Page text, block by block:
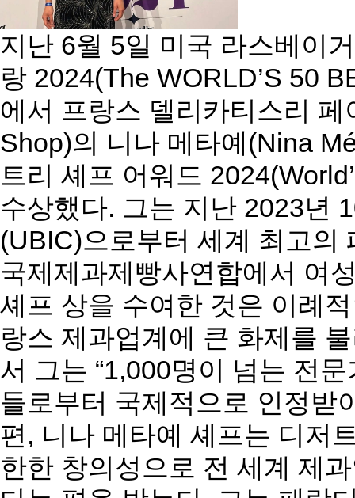
지난 6월 5일 미국 라스베이
랑 2024(The WORLD’S 50
에서 프랑스 델리카티스리
Shop)의 니나 메타예(Nina
트리 셰프 어워드
수상했다. 그는 지난 2023년
(UBIC)으로부터 세계 최고의
국제제과제빵사연합에서 여
셰프 상을 수여한 것은 이례
랑스 제과업계에 큰 화제를
서 그는 “1,000명이 넘는 전
들로부터 국제적으로 인정받
편, 니나 메타예 셰프는 디저
한한 창의성으로 전 세계 제